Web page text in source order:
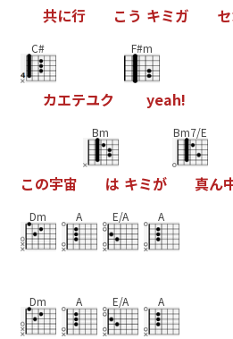
共に行 こ う キミガ セ
C#
カエテユク
F#m
yeah!
この宇宙
Bm
は キミが
Bm7/E
真ん
Dm A E/A A
Dm A E/A A